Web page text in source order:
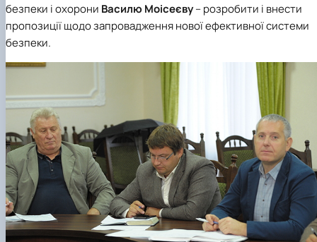
безпеки і охорони Василю Моісеєву– розробити і внести
пропозиції щодо запровадження нової ефективної системи
безпеки.